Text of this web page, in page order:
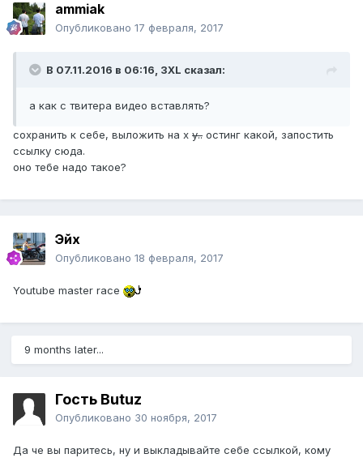
ammiak
Опубликовано 17 февраля, 2017
В 07.11.2016 в 06:16, 3XL сказал:
а как с твитера видео вставлять?
сохранить к себе, выложить на х у.. остинг какой, запостить
ссылку сюда.
оно тебе надо такое?
Эйх
Опубликовано 18 февраля, 2017
Youtube master race
9 months later...
Гость Butuz
Опубликовано 30 ноября, 2017
Да че вы паритесь, ну и выкладывайте себе ссылкой, кому